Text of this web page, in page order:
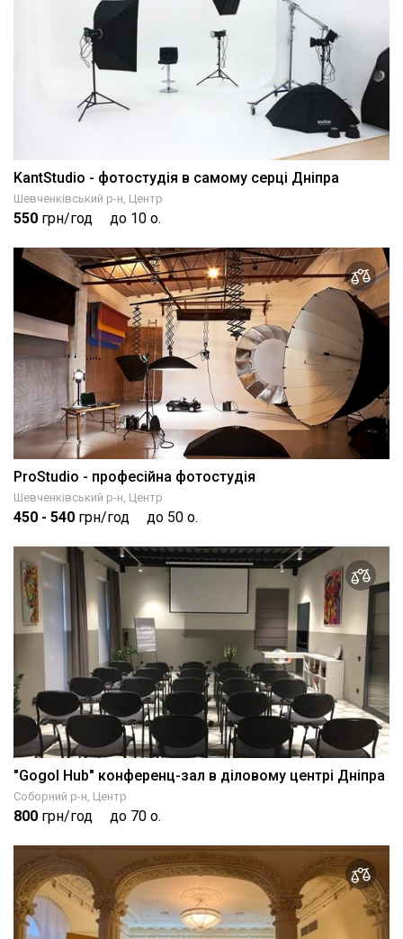
KantStudio - фотостудія в самому серці Дніпра
Шевченківський р-н, Центр
550 грн/год до 10 о.
ProStudio - професійна фотостудія
Шевченківський р-н, Центр
450 - 540 грн/год до 50 о.
"Gogol Hub" конференц-зал в діловому центрі Дніпра
Соборний р-н, Центр
800 грн/год до 70 о.